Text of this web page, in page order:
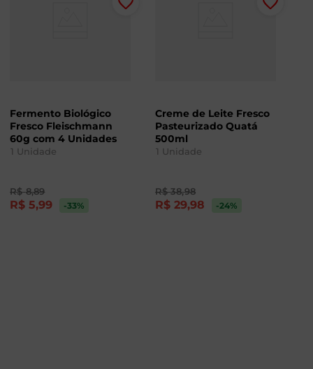
Fermento Biológico
Fresco Fleischmann
60g com 4 Unidades
1 Unidade
R$ 8,89
R$ 5,99 -33%
Creme de Leite Fresco
Pasteurizado Quatá
500ml
1 Unidade
R$ 38,98
R$ 29,98 -24%